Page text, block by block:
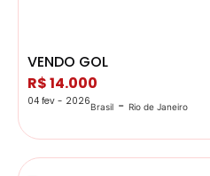
VENDO GOL
R$ 14.000
04 fev - 2026Brasil - Rio de Janeiro